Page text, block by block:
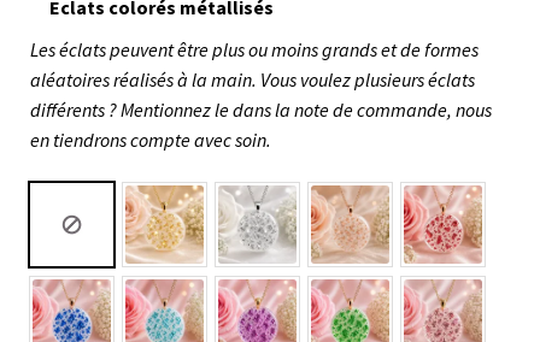
Eclats colorés métallisés
Les éclats peuvent être plus ou moins grands et de formes
aléatoires réalisés à la main. Vous voulez plusieurs éclats
différents ? Mentionnez le dans la note de commande, nous
en tiendrons compte avec soin.